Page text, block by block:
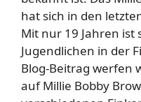
hat sich in den
Mit nur 19 Jahren ist
Jugendlichen in der
Blog-Beitrag werfen
auf Millie Bobby